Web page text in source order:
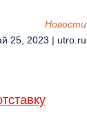
Новости
25, 2023 | utro.ru